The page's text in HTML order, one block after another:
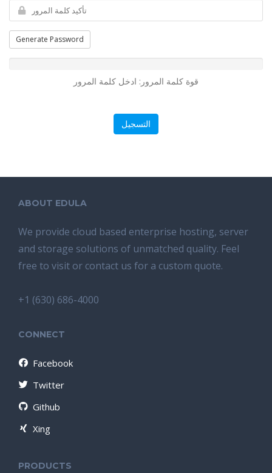
Generate Password
قوة كلمة المرور: ادخل كلمة المرور
ABOUT EDULA
We provide cloud based enterprise hosting, server
and storage solutions of unmatched quality. Feel
free to visit or contact us for a custom quote.
+1 (630) 686-4000
CONNECT
Facebook
Twitter
Github
Xing
PRODUCTS